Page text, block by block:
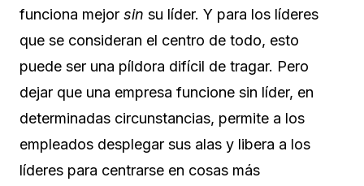
funciona mejor sin su líder. Y para los líderes
que se consideran el centro de todo, esto
puede ser una píldora difícil de tragar. Pero
dejar que una empresa funcione sin líder, en
determinadas circunstancias, permite a los
empleados desplegar sus alas y libera a los
líderes para centrarse en cosas más